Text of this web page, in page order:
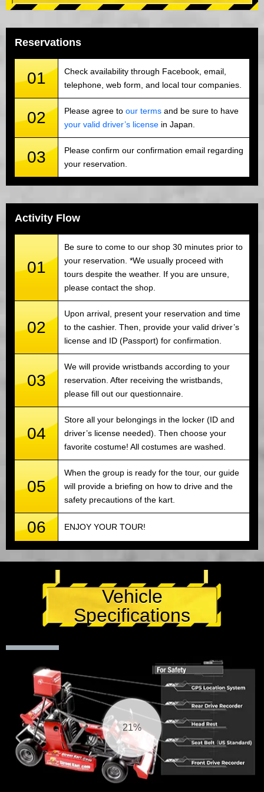
Reservations
01
Check availability through Facebook, email,
telephone, web form, and local tour companies.
02 Please agree to our terms and be sure to have
your valid driver’s license in Japan.
03
Please confirm our confirmation email regarding
your reservation.
Activity Flow
01
Be sure to come to our shop 30 minutes prior to
your reservation. *We usually proceed with
tours despite the weather. If you are unsure,
please contact the shop.
02
Upon arrival, present your reservation and time
to the cashier. Then, provide your valid driver’s
license and ID (Passport) for confirmation.
03
We will provide wristbands according to your
reservation. After receiving the wristbands,
please fill out our questionnaire.
04
Store all your belongings in the locker (ID and
driver’s license needed). Then choose your
favorite costume! All costumes are washed.
05
When the group is ready for the tour, our guide
will provide a briefing on how to drive and the
safety precautions of the kart.
06 ENJOY YOUR TOUR!
Vehicle
Specifications
21%